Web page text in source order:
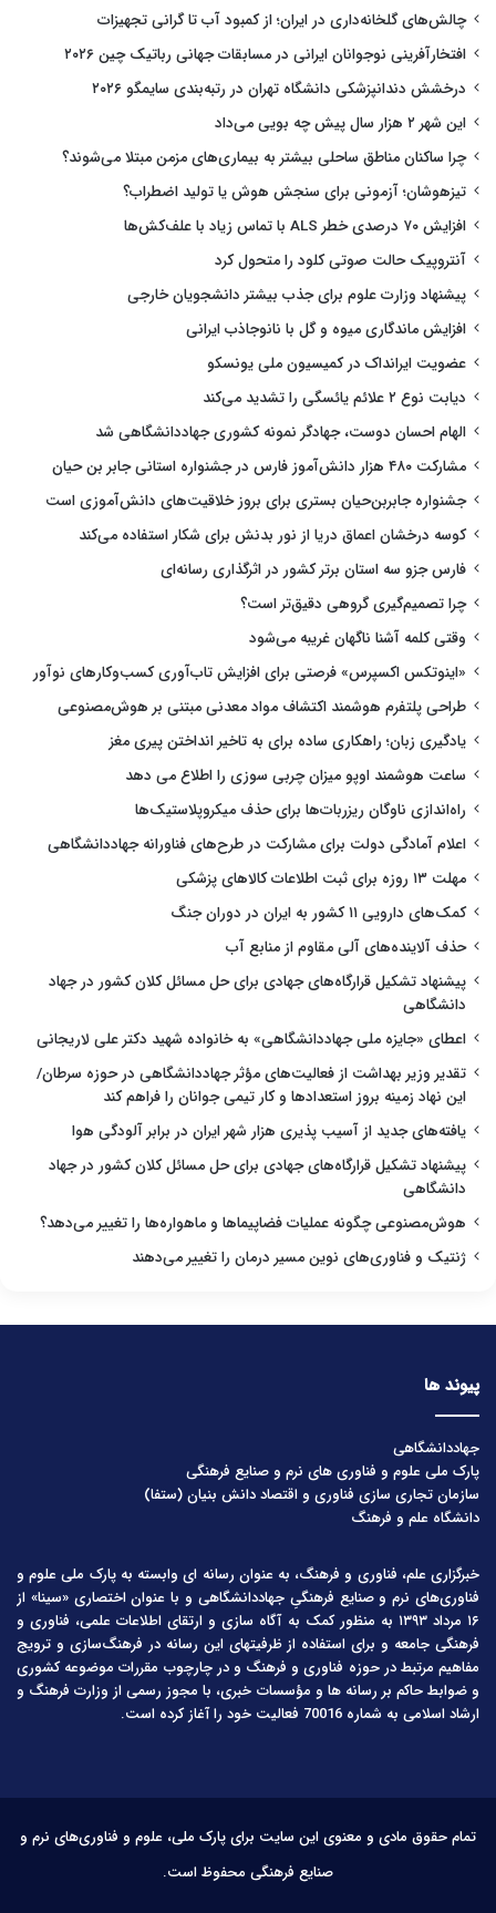
چالش‌های گلخانه‌داری در ایران؛ از کمبود آب تا گرانی تجهیزات
افتخارآفرینی نوجوانان ایرانی در مسابقات جهانی رباتیک چین ۲۰۲۶
درخشش دندانپزشکی دانشگاه تهران در رتبه‌بندی سایمگو ۲۰۲۶
این شهر ۲ هزار سال پیش چه بویی می‌داد
چرا ساکنان مناطق ساحلی بیشتر به بیماری‌های مزمن مبتلا می‌شوند؟
تیزهوشان؛ آزمونی برای سنجش هوش یا تولید اضطراب؟
افزایش ۷۰ درصدی خطر ALS با تماس زیاد با علف‌کش‌ها
آنتروپیک حالت صوتی کلود را متحول کرد
پیشنهاد وزارت علوم برای جذب بیشتر دانشجویان خارجی
افزایش ماندگاری میوه و گل با نانوجاذب ایرانی
عضویت ایرانداک در کمیسیون ملی یونسکو
دیابت نوع ۲ علائم یائسگی را تشدید می‌کند
الهام احسان دوست، جهادگر نمونه کشوری جهاددانشگاهی شد
مشارکت ۴۸۰ هزار دانش‌آموز فارس در جشنواره استانی جابر بن حیان
جشنواره جابربن‌حیان بستری برای بروز خلاقیت‌های دانش‌آموزی است
کوسه درخشان اعماق دریا از نور بدنش برای شکار استفاده می‌کند
فارس جزو سه استان برتر کشور در اثرگذاری رسانه‌ای
چرا تصمیم‌گیری گروهی دقیق‌تر است؟
وقتی کلمه آشنا ناگهان غریبه می‌شود
«اینوتکس اکسپرس» فرصتی برای افزایش تاب‌آوری کسب‌وکارهای نوآور
طراحی پلتفرم هوشمند اکتشاف مواد معدنی مبتنی بر هوش‌مصنوعی
یادگیری زبان؛ راهکاری ساده برای به تاخیر انداختن پیری مغز
ساعت هوشمند اوپو میزان چربی سوزی را اطلاع می دهد
راه‌اندازی ناوگان ریزربات‌ها برای حذف میکروپلاستیک‌ها
اعلام آمادگی دولت برای مشارکت در طرح‌های فناورانه جهاددانشگاهی
مهلت ۱۳ روزه برای ثبت اطلاعات کالاهای پزشکی
کمک‌های دارویی ۱۱ کشور به ایران در دوران جنگ
حذف آلاینده‌های آلی مقاوم از منابع آب
پیشنهاد تشکیل قرارگاه‌های جهادی برای حل مسائل کلان کشور در جهاد
دانشگاهی
اعطای «جایزه ملی جهاددانشگاهی» به خانواده شهید دکتر علی لاریجانی
تقدیر وزیر بهداشت از فعالیت‌های مؤثر جهاددانشگاهی در حوزه سرطان/
این نهاد زمینه بروز استعدادها و کار تیمی جوانان را فراهم کند
یافته‌های جدید از آسیب پذیری هزار شهر ایران در برابر آلودگی هوا
پیشنهاد تشکیل قرارگاه‌های جهادی برای حل مسائل کلان کشور در جهاد
دانشگاهی
هوش‌مصنوعی چگونه عملیات فضاپیماها و ماهواره‌ها را تغییر می‌دهد؟
ژنتیک و فناوری‌های نوین مسیر درمان را تغییر می‌دهند
پیوند ها
جهاددانشگاهی
پارک ملی علوم و فناوری های نرم و صنایع فرهنگی
سازمان تجاری سازی فناوری و اقتصاد دانش بنیان (ستفا)
دانشگاه علم و فرهنگ
خبرگزاری علم، فناوری و فرهنگ، به عنوان رسانه ای وابسته به پارک ملی علوم و
فناوری‌های نرم و صنایع فرهنگیِ جهاددانشگاهی و با عنوان اختصاری «سینا» از
۱۶ مرداد ۱۳۹۳ به منظور کمک به آگاه سازی و ارتقای اطلاعات علمی، فناوری و
فرهنگی جامعه و برای استفاده از ظرفیتهای این رسانه در فرهنگ‌سازی و ترویج
مفاهیم مرتبط در حوزه فناوری و فرهنگ و در چارچوب مقررات موضوعه کشوری
و ضوابط حاکم بر رسانه ها و مؤسسات خبری، با مجوز رسمی از وزارت فرهنگ و
ارشاد اسلامی به شماره 70016 فعالیت خود را آغاز کرده است.
تمام حقوق مادی و معنوی این سایت برای پارک ملی، علوم و فناوری‌های نرم و
صنایع فرهنگی محفوظ است.